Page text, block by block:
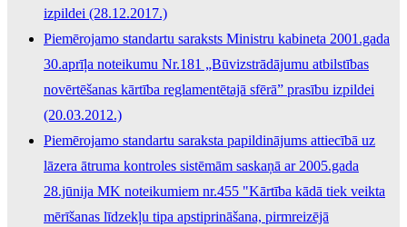
izpildei (28.12.2017.)
Piemērojamo standartu saraksts Ministru kabineta 2001.gada
30.aprīļa noteikumu Nr.181 „Būvizstrādājumu atbilstības
novērtēšanas kārtība reglamentētajā sfērā” prasību izpildei
(20.03.2012.)
Piemērojamo standartu saraksta papildinājums attiecībā uz
lāzera ātruma kontroles sistēmām saskaņā ar 2005.gada
28.jūnija MK noteikumiem nr.455 "Kārtība kādā tiek veikta
mērīšanas līdzekļu tipa apstiprināšana, pirmreizējā